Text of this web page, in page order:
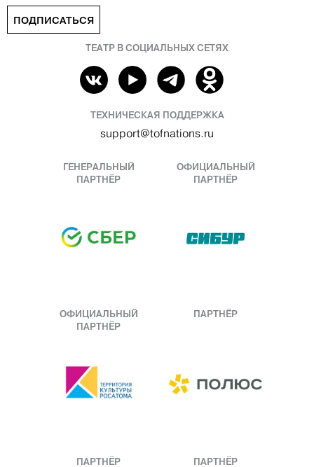
ПОДПИСАТЬСЯ
ТЕАТР В СОЦИАЛЬНЫХ СЕТЯХ
ТЕХНИЧЕСКАЯ ПОДДЕРЖКА
support@tofnations.ru
ГЕНЕРАЛЬНЫЙ
ПАРТНЁР
ОФИЦИАЛЬНЫЙ
ПАРТНЁР
ОФИЦИАЛЬНЫЙ
ПАРТНЁР
ПАРТНЁР
ПАРТНЁР ПАРТНЁР